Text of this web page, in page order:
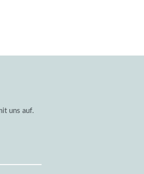
uns auf.